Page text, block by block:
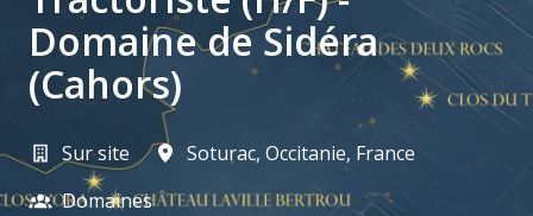
Domaine de Sidéra
(Cahors)
Sur site Soturac, Occitanie, France
Domaines